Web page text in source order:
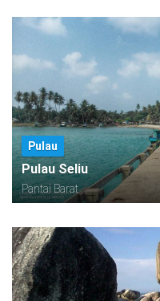
Pulau
Pulau Seliu
Pantai Barat